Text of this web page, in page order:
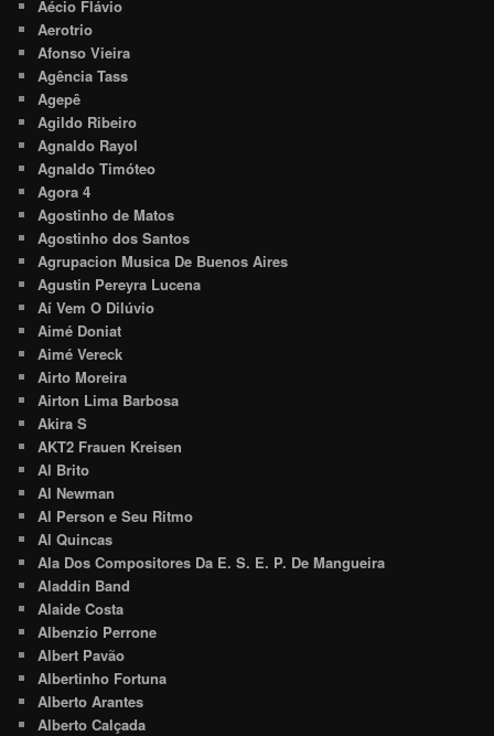
Aécio Flávio
Aerotrio
Afonso Vieira
Agência Tass
Agepê
Agildo Ribeiro
Agnaldo Rayol
Agnaldo Timóteo
Agora 4
Agostinho de Matos
Agostinho dos Santos
Agrupacion Musica De Buenos Aires
Agustin Pereyra Lucena
Aí Vem O Dilúvio
Aimé Doniat
Aimé Vereck
Airto Moreira
Airton Lima Barbosa
Akira S
AKT2 Frauen Kreisen
Al Brito
Al Newman
Al Person e Seu Ritmo
Al Quincas
Ala Dos Compositores Da E. S. E. P. De Mangueira
Aladdin Band
Alaide Costa
Albenzio Perrone
Albert Pavão
Albertinho Fortuna
Alberto Arantes
Alberto Calçada